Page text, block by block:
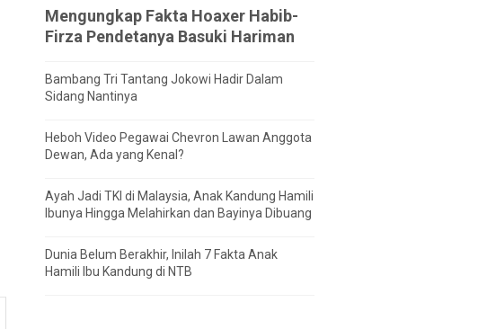
Mengungkap Fakta Hoaxer Habib-
Firza Pendetanya Basuki Hariman
Bambang Tri Tantang Jokowi Hadir Dalam
Sidang Nantinya
Heboh Video Pegawai Chevron Lawan Anggota
Dewan, Ada yang Kenal?
Ayah Jadi TKI di Malaysia, Anak Kandung Hamili
Ibunya Hingga Melahirkan dan Bayinya Dibuang
Dunia Belum Berakhir, Inilah 7 Fakta Anak
Hamili Ibu Kandung di NTB